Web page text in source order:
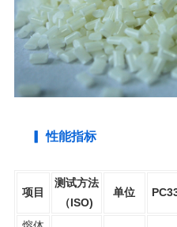
▎ 性能指标
项目
测试方法
（ISO)
单位